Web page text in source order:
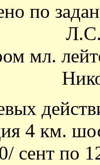
по
мл.
4 км.
сент по